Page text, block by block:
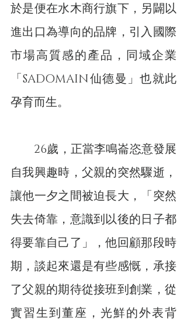
於是便在水木商行旗下，另闢以
進出口為導向的品牌，引入國際
市場高質感的產品，同域企業
「SADOMAIN仙德曼」也就此
孕育而生。
26歲，正當李鳴崙恣意發展
自我興趣時，父親的突然驟逝，
讓他一夕之間被迫長大，「突然
失去倚靠，意識到以後的日子都
得要靠自己了」，他回顧那段時
期，談起來還是有些感慨，承接
了父親的期待從接班到創業，從
實習生到董座，光鮮的外表背